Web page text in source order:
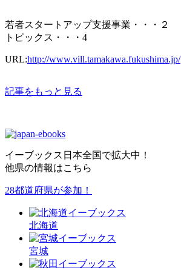
若者スタートアップ支援事業・・・２
トピックス・・・4
URL:http://www.vill.tamakawa.fukushima.jp/
記事をもっと見る
イーブックス日本全国で拡大中！
他県の情報はこちら
28都道府県が参加！
北海道
宮城